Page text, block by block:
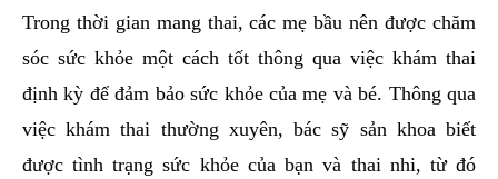
Trong thời gian mang thai, các mẹ bầu nên được chăm
sóc sức khỏe một cách tốt thông qua việc khám thai
định kỳ để đảm bảo sức khỏe của mẹ và bé. Thông qua
việc khám thai thường xuyên, bác sỹ sản khoa biết
được tình trạng sức khỏe của bạn và thai nhi, từ đó